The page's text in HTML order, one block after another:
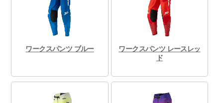
ワークスパンツ ブルー
ワークスパンツ レースレッ
ド